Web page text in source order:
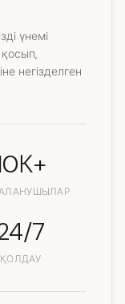
үнемі
қосып,
негізделген
7
ҚОЛДАУ